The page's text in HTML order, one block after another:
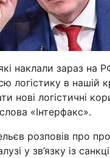
які наклали зараз на
логістику в нашій
нові логістичні
«Інтерфакс».
розповів про
у зв’язку із